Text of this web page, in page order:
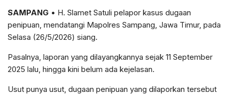
SAMPANG • H. Slamet Satuli pelapor kasus dugaan
penipuan, mendatangi Mapolres Sampang, Jawa Timur, pada
Selasa (26/5/2026) siang.
Pasalnya, laporan yang dilayangkannya sejak 11 September
2025 lalu, hingga kini belum ada kejelasan.
Usut punya usut, dugaan penipuan yang dilaporkan tersebut